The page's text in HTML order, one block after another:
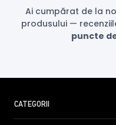
Ai cumpărat de la
produsului —
puncte
CATEGORII